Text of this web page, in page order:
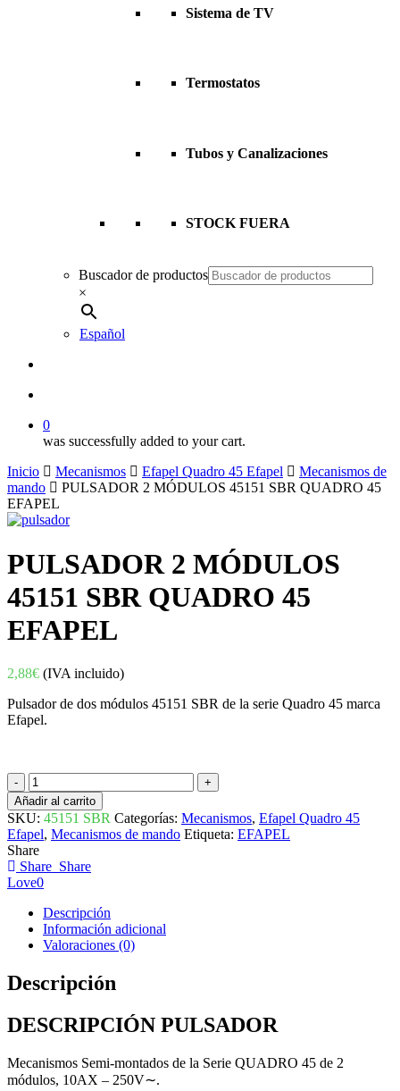
Sistema de TV
Termostatos
Tubos y Canalizaciones
STOCK FUERA
Buscador de productos
×
Español
0
was successfully added to your cart.
Inicio
Mecanismos Efapel Quadro 45 Efapel
Mecanismos de
mando
PULSADOR 2 MÓDULOS 45151 SBR QUADRO 45
EFAPEL
PULSADOR 2 MÓDULOS
45151 SBR QUADRO 45
EFAPEL
2,88€ (IVA incluido)
Pulsador de dos módulos 45151 SBR de la serie Quadro 45 marca
Efapel.
PULSADOR
2
MÓDULOS
45151
SBR
QUADRO
45
EFAPEL
cantidad
Añadir al carrito
SKU: 45151 SBR Categorías: Mecanismos, Efapel Quadro 45
Efapel, Mecanismos de mando Etiqueta: EFAPEL
Share
Share Share
Love0
Descripción
Información adicional
Valoraciones (0)
Descripción
DESCRIPCIÓN PULSADOR
Mecanismos Semi-montados de la Serie QUADRO 45 de 2
módulos, 10AX – 250V∼.